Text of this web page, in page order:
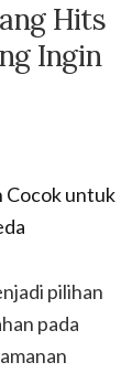
Hits
Ingin
pilihan
pada